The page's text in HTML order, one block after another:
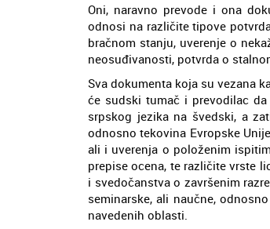
Oni, naravno prevode i ona
odnosi na različite tipove
bračnom stanju, uverenje o
neosuđivanosti, potvrda o
Sva dokumenta koja su vezana
će sudski tumač i prevodilac
srpskog jezika na švedski, a
odnosno tekovina Evropske
ali i uverenja o položenim
prepise ocena, te različite vrste
i svedočanstva o završenim
seminarske, ali naučne,
navedenih oblasti.